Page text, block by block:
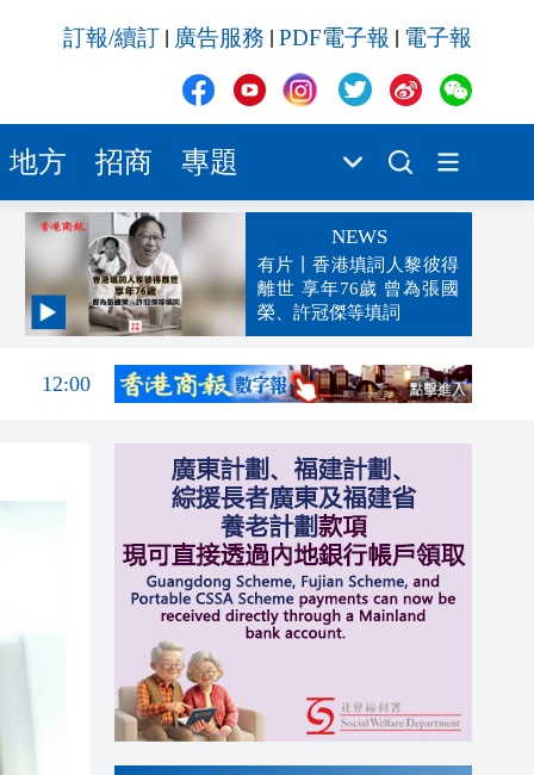
訂報/續訂 廣告服務 PDF電子報 電子報
地方 招商 專題
NEWS
有片丨香港填詞人黎彼得
離世 享年76歲 曾為張國
榮、許冠傑等填詞
12:05
12:00